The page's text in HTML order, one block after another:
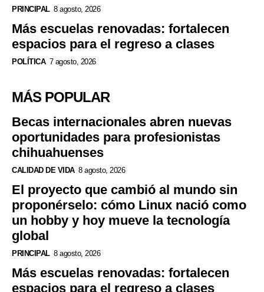
PRINCIPAL 8 agosto, 2026
Más escuelas renovadas: fortalecen
espacios para el regreso a clases
POLÍTICA 7 agosto, 2026
MÁS POPULAR
Becas internacionales abren nuevas
oportunidades para profesionistas
chihuahuenses
CALIDAD DE VIDA 8 agosto, 2026
El proyecto que cambió al mundo sin
proponérselo: cómo Linux nació como
un hobby y hoy mueve la tecnología
global
PRINCIPAL 8 agosto, 2026
Más escuelas renovadas: fortalecen
espacios para el regreso a clases